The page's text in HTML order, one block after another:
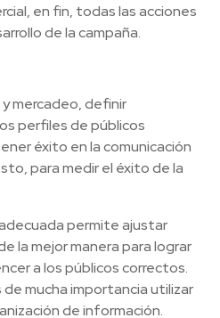
en fin, todas las acciones
de la campaña.
mercadeo, definir
perfiles de públicos
éxito en la comunicación
para medir el éxito de la
permite ajustar
la mejor manera para lograr
a los públicos correctos.
mucha importancia utilizar
de información.